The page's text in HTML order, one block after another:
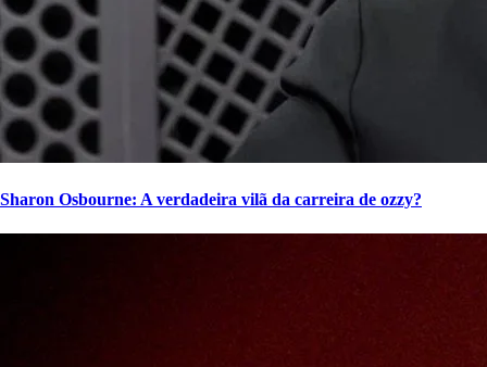
Sharon Osbourne: A verdadeira vilã da carreira de ozzy?